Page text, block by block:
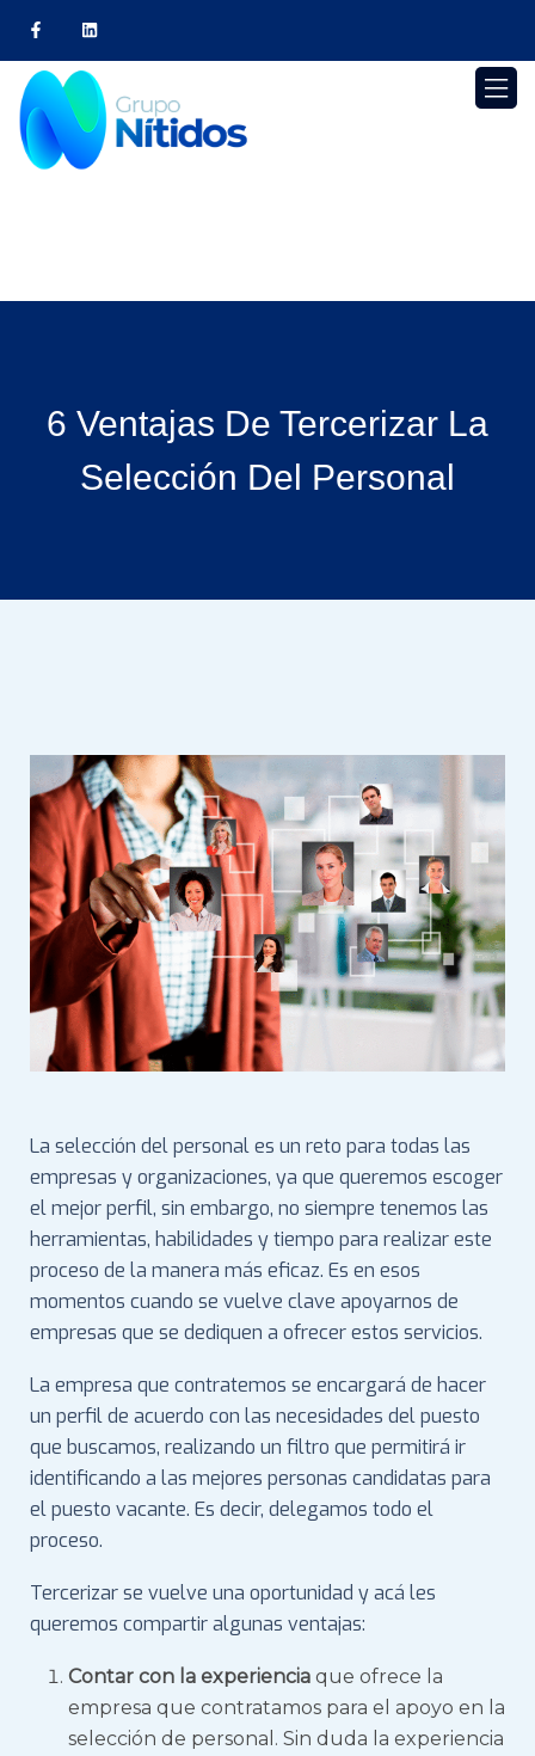
6 Ventajas De Tercerizar La
Selección Del Personal
La selección del personal es un reto para todas las
empresas y organizaciones, ya que queremos escoger
el mejor perfil, sin embargo, no siempre tenemos las
herramientas, habilidades y tiempo para realizar este
proceso de la manera más eficaz. Es en esos
momentos cuando se vuelve clave apoyarnos de
empresas que se dediquen a ofrecer estos servicios.
La empresa que contratemos se encargará de hacer
un perfil de acuerdo con las necesidades del puesto
que buscamos, realizando un filtro que permitirá ir
identificando a las mejores personas candidatas para
el puesto vacante. Es decir, delegamos todo el
proceso.
Tercerizar se vuelve una oportunidad y acá les
queremos compartir algunas ventajas:
Contar con la experiencia que ofrece la
empresa que contratamos para el apoyo en la
selección de personal. Sin duda la experiencia